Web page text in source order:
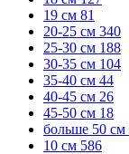
19 см 81
20-25 см 340
25-30 см 188
30-35 см 104
35-40 см 44
40-45 см 26
45-50 см 18
больше 50 см
10 см 586